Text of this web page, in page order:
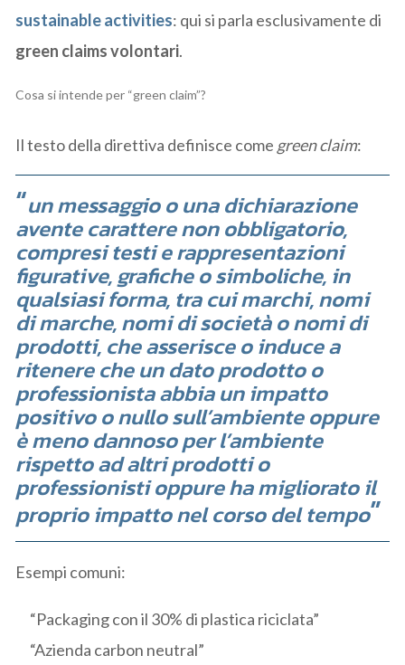
sustainable activities: qui si parla esclusivamente di
green claims volontari.
Cosa si intende per “green claim”?
Il testo della direttiva definisce come green claim:
un messaggio o una dichiarazione
avente carattere non obbligatorio,
compresi testi e rappresentazioni
figurative, grafiche o simboliche, in
qualsiasi forma, tra cui marchi, nomi
di marche, nomi di società o nomi di
prodotti, che asserisce o induce a
ritenere che un dato prodotto o
professionista abbia un impatto
positivo o nullo sull’ambiente oppure
è meno dannoso per l’ambiente
rispetto ad altri prodotti o
professionisti oppure ha migliorato il
proprio impatto nel corso del tempo
Esempi comuni:
“Packaging con il 30% di plastica riciclata”
“Azienda carbon neutral”